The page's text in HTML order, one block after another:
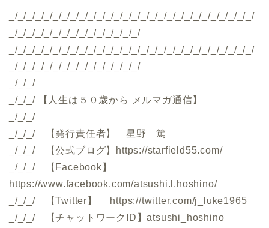
_/_/_/_/_/_/_/_/_/_/_/_/_/_/_/_/_/_/_/_/_/_/_/_/_/_/_/_/
_/_/_/_/_/_/_/_/_/_/_/_/_/_/_/
_/_/_/_/_/_/_/_/_/_/_/_/_/_/_/_/_/_/_/_/_/_/_/_/_/_/_/_/
_/_/_/_/_/_/_/_/_/_/_/_/_/_/_/
_/_/_/
_/_/_/ 【人生は５０歳から メルマガ通信】
_/_/_/
_/_/_/ 【発行責任者】 星野 篤
_/_/_/ 【公式ブログ】https://starfield55.com/
_/_/_/ 【Facebook】
https://www.facebook.com/atsushi.l.hoshino/
_/_/_/ 【Twitter】 https://twitter.com/j_luke1965
_/_/_/ 【チャットワークID】atsushi_hoshino